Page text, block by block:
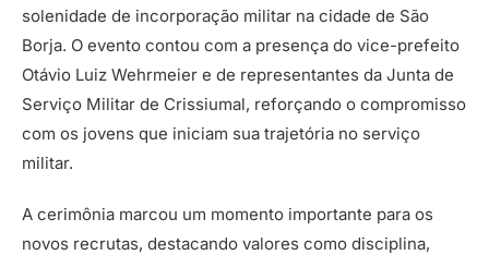
solenidade de incorporação militar na cidade de São
Borja. O evento contou com a presença do vice-prefeito
Otávio Luiz Wehrmeier e de representantes da Junta de
Serviço Militar de Crissiumal, reforçando o compromisso
com os jovens que iniciam sua trajetória no serviço
militar.
A cerimônia marcou um momento importante para os
novos recrutas, destacando valores como disciplina,